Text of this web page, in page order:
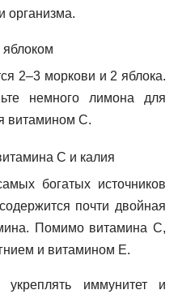
организма.
2–3 моркови и 2 яблока.
немного лимона для
витамином С.
С и калия
богатых источников
почти двойная
Помимо витамина С,
и витамином Е.
укреплять иммунитет и